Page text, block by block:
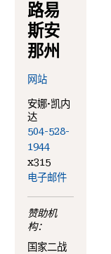
路易
斯安
那州
网站
安娜·凯内
达
504-528-
1944
x315
电子邮件
赞助机
构：
国家二战